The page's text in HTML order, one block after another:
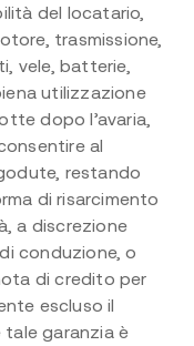
del locatario,
trasmissione,
vele, batterie,
utilizzazione
dopo l’avaria,
al
restando
di risarcimento
a discrezione
conduzione, o
di credito per
escluso il
tale garanzia è